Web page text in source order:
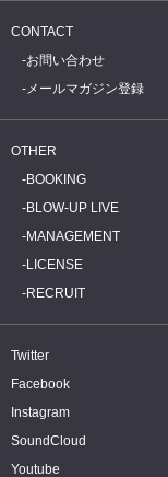
CONTACT
お問い合わせ
メールマガジン登録
OTHER
BOOKING
BLOW-UP LIVE
MANAGEMENT
LICENSE
RECRUIT
Twitter
Facebook
Instagram
SoundCloud
Youtube